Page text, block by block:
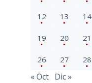
12 13 14
19 20 21
26 27 28
« Oct Dic »